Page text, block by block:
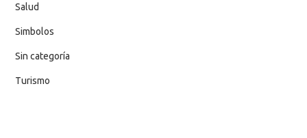
Salud
Simbolos
Sin categoría
Turismo